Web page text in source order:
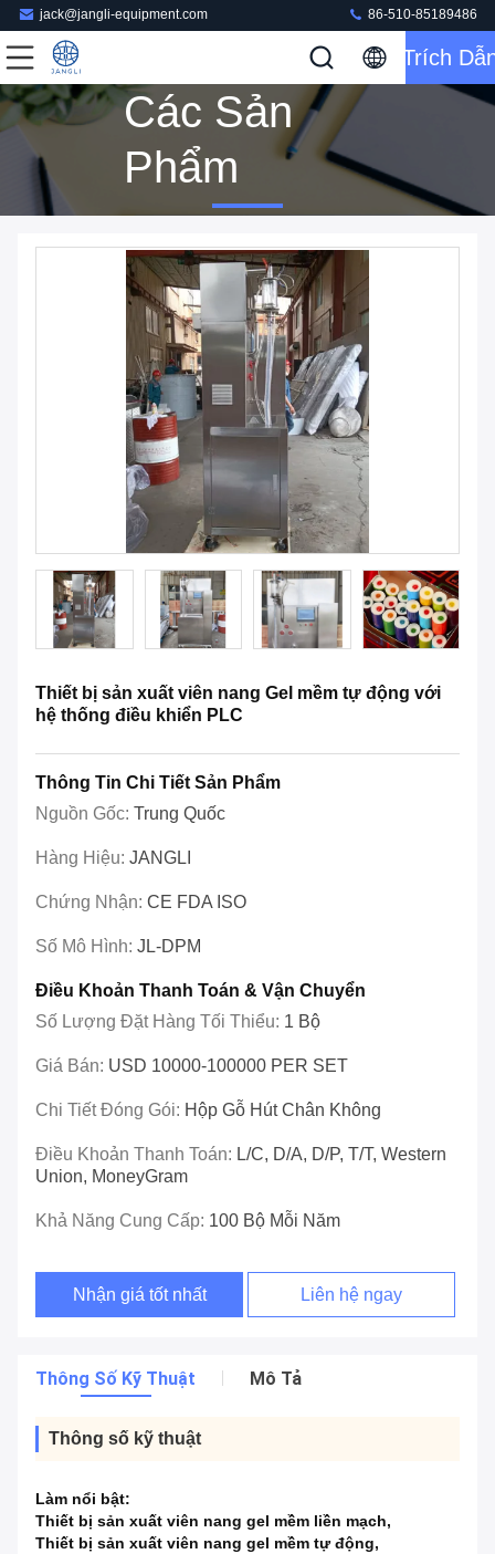
jack@jangli-equipment.com 86-510-85189486
Trích
Các Sản
Phẩm
Thiết bị sản xuất viên nang Gel mềm tự động với
hệ thống điều khiển PLC
Thông Tin Chi Tiết Sản Phẩm
Nguồn Gốc: Trung Quốc
Hàng Hiệu: JANGLI
Chứng Nhận: CE FDA ISO
Số Mô Hình: JL-DPM
Điều Khoản Thanh Toán & Vận Chuyển
Số Lượng Đặt Hàng Tối Thiểu: 1 Bộ
Giá Bán: USD 10000-100000 PER SET
Chi Tiết Đóng Gói: Hộp Gỗ Hút Chân Không
Điều Khoản Thanh Toán: L/C, D/A, D/P, T/T, Western
Union, MoneyGram
Khả Năng Cung Cấp: 100 Bộ Mỗi Năm
Nhận giá tốt nhất Liên hệ ngay
Thông Số Kỹ Thuật Mô Tả
Thông số kỹ thuật
Làm nổi bật:
Thiết bị sản xuất viên nang gel mềm liền mạch,
Thiết bị sản xuất viên nang gel mềm tự động,